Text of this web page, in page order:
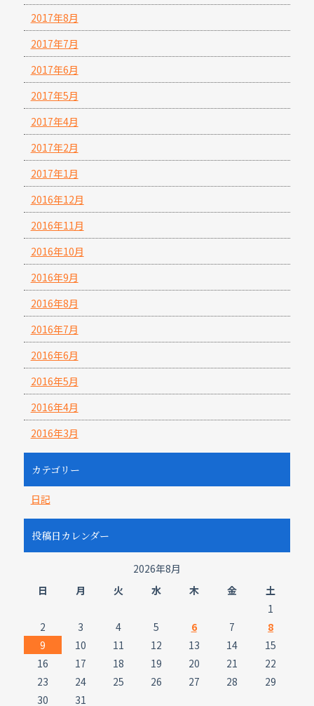
2017年8月
2017年7月
2017年6月
2017年5月
2017年4月
2017年2月
2017年1月
2016年12月
2016年11月
2016年10月
2016年9月
2016年8月
2016年7月
2016年6月
2016年5月
2016年4月
2016年3月
カテゴリー
日記
投稿日カレンダー
2026年8月
日
月 火 水 木 金
土
1
2
3 4 5 6 7
8
9
10 11 12 13 14
15
16
17 18 19 20 21
22
23
24 25 26 27 28
29
30
31